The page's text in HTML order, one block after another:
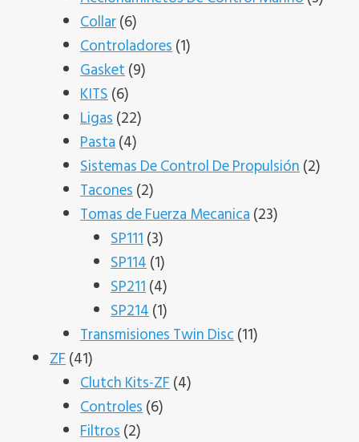
Collar 66
productos
Controladores 11
Gasket 99
KITS 66
productos
Ligas 2222
Pasta 44
productos
Sistemas De Control De Propulsión 22
Tacones 22
productos
Tomas de Fuerza Mecanica 2323
SP111 33
productos
SP114 11
producto
SP211 44
productos
SP214 11
producto
Transmisiones Twin Disc 1111
ZF 4141
productos
Clutch Kits-ZF 44
Controles 66
Filtros 22